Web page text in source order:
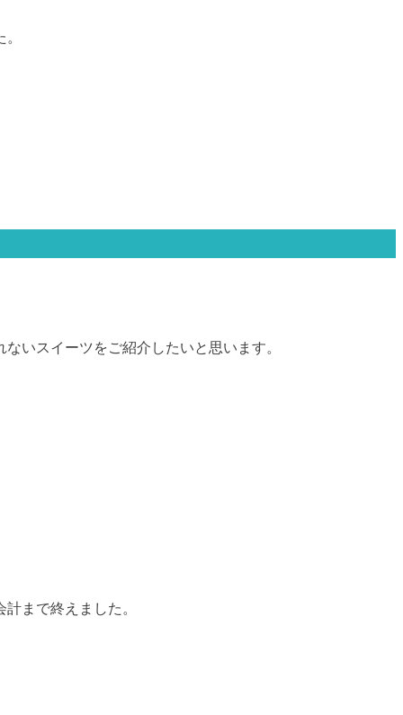
いスイーツをご紹介したいと思います。
まで終えました。